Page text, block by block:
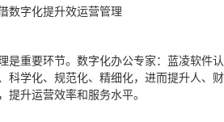
数字化提升效运营管理
是重要环节。数字化办公专家：蓝凌软件
科学化、规范化、精细化，进而提升人、
提升运营效率和服务水平。